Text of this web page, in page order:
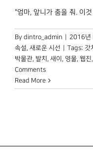
"엄마, 앞니가 춤을 춰. 이
By dintro_admin 2016년
속설, 새로운 시선 Tags: 갓
박물관, 발치 , 새이 , 영물, 웹진,
Comments
Read More